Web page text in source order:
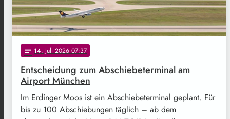
notes 14. Juli 2026 07:37
Entscheidung zum Abschiebeterminal am
Airport München
Im Erdinger Moos ist ein Abschiebeterminal geplant. Für
bis zu 100 Abschiebungen täglich – ab dem